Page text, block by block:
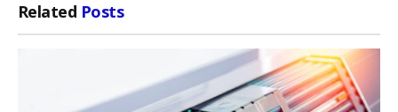
Related Posts